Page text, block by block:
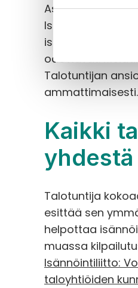
Asujamaan
Isännöitsijä ei
isännöinti on
odottavat.
Talotuntijan
Kaikki
Talotuntija
esittää sen
helpottaa
muassa
Isännöintiliitto:
taloyhtiöiden